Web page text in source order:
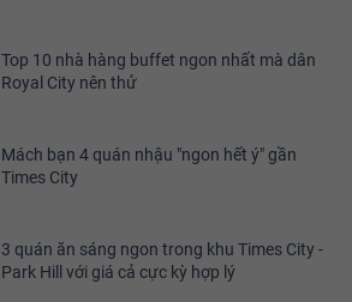
Top 10 nhà hàng buffet ngon nhất mà dân
Royal City nên thử
Mách bạn 4 quán nhậu "ngon hết ý" gần
Times City
3 quán ăn sáng ngon trong khu Times City -
Park Hill với giá cả cực kỳ hợp lý